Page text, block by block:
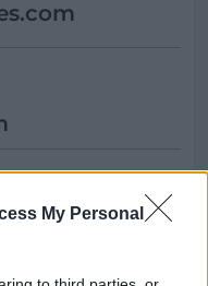
My Personal
Mayor: